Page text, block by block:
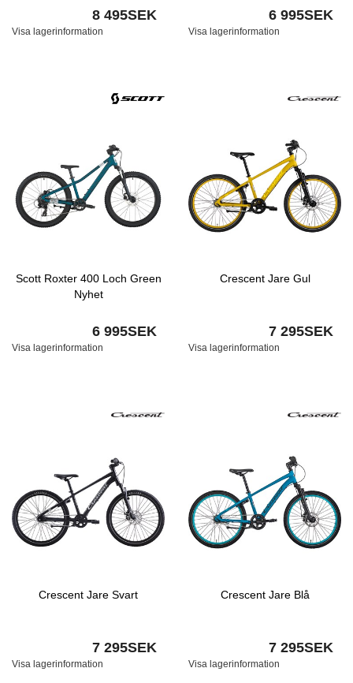
8 495SEK
Visa lagerinformation
6 995SEK
Visa lagerinformation
Scott Roxter 400 Loch Green
Nyhet
6 995SEK
Visa lagerinformation
Crescent Jare Gul
7 295SEK
Visa lagerinformation
Crescent Jare Svart
7 295SEK
Visa lagerinformation
Crescent Jare Blå
7 295SEK
Visa lagerinformation